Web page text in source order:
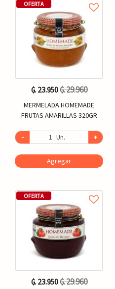
OFERTA
₲. 23.950₲. 29.960
MERMELADA HOMEMADE
FRUTAS AMARILLAS 320GR
- Un. +
Agregar
OFERTA
₲. 23.950₲. 29.960